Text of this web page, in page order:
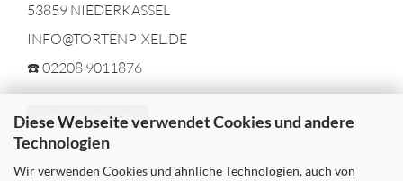
Diese Webseite verwendet Cookies und andere
Technologien
Wir verwenden Cookies und ähnliche Technologien, auch von
53859 NIEDERKASSEL
INFO@TORTENPIXEL.DE
☎️ 02208 9011876
Vertrag widerrufen
SICHER EINKAUFEN MIT